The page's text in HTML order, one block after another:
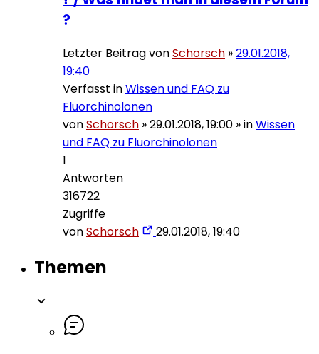
?
Letzter Beitrag vonSchorsch »29.01.2018,
19:40
Verfasst inWissen und FAQ zu
Fluorchinolonen
vonSchorsch »29.01.2018, 19:00 » inWissen
und FAQ zu Fluorchinolonen
1
Antworten
316722
Zugriffe
vonSchorsch 29.01.2018, 19:40
Themen